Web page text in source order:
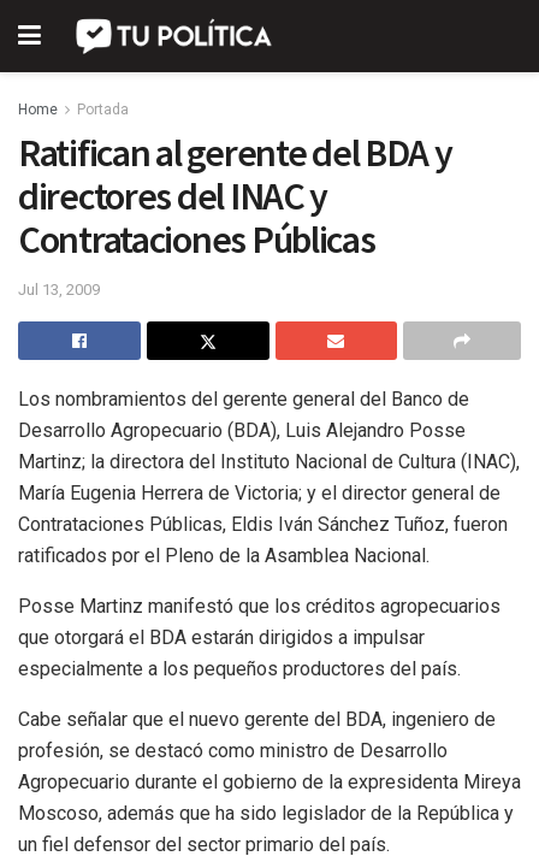
Home Portada
Ratifican al gerente del BDA y
directores del INAC y
Contrataciones Públicas
Jul 13, 2009
Los nombramientos del gerente general del Banco de
Desarrollo Agropecuario (BDA), Luis Alejandro Posse
Martinz; la directora del Instituto Nacional de Cultura (INAC),
María Eugenia Herrera de Victoria; y el director general de
Contrataciones Públicas, Eldis Iván Sánchez Tuñoz, fueron
ratificados por el Pleno de la Asamblea Nacional.
Posse Martinz manifestó que los créditos agropecuarios
que otorgará el BDA estarán dirigidos a impulsar
especialmente a los pequeños productores del país.
Cabe señalar que el nuevo gerente del BDA, ingeniero de
profesión, se destacó como ministro de Desarrollo
Agropecuario durante el gobierno de la expresidenta Mireya
Moscoso, además que ha sido legislador de la República y
un fiel defensor del sector primario del país.